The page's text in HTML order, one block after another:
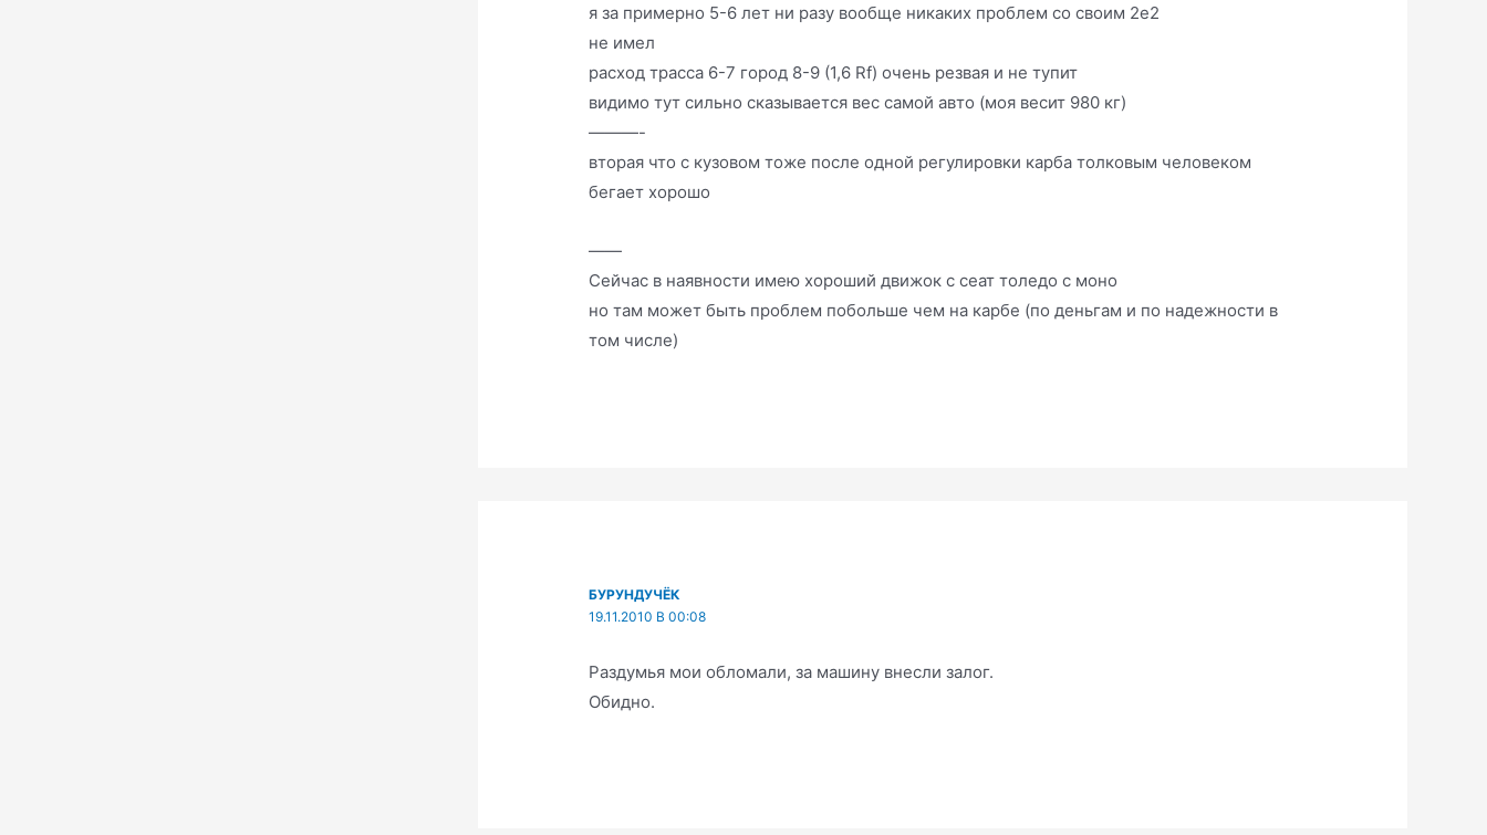
я за примерно 5-6 лет ни разу вообще никаких проблем со своим 2е2
не имел
расход трасса 6-7 город 8-9 (1,6 Rf) очень резвая и не тупит
видимо тут сильно сказывается вес самой авто (моя весит 980 кг)
———-
вторая что с кузовом тоже после одной регулировки карба толковым человеком
бегает хорошо
——
Сейчас в наявности имею хороший движок с сеат толедо с моно
но там может быть проблем побольше чем на карбе (по деньгам и по надежности в
том числе)
БУРУНДУЧЁК
19.11.2010 В 00:08
Раздумья мои обломали, за машину внесли залог.
Обидно.